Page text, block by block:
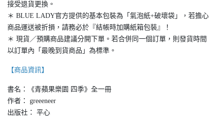
接受退貨更換。
＊ BLUE LADY官方提供的基本包裝為「氣泡紙+破壞袋」，若擔心
商品運送被折損，請務必於『結帳時加購紙箱包裝』！
＊ 現貨／預購商品建議分開下單。若合併同一個訂單，則發貨時間
以訂單內「最晚到貨商品」為標準。
【商品資訊】
書名：《青蘋果樂園 四季》全一冊
作者： greeeneer
出版社： 平心